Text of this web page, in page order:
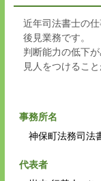
近年司法書士の
後見業務です。
判断能力の低下
見人をつけること
事務所名
神保町法務司法
代表者